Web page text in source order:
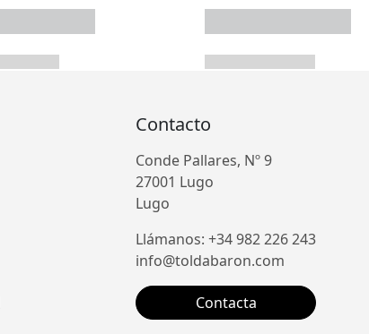
Contacto
Conde Pallares, Nº 9
27001 Lugo
Lugo
Llámanos: +34 982 226 243
info@toldabaron.com
Contacta